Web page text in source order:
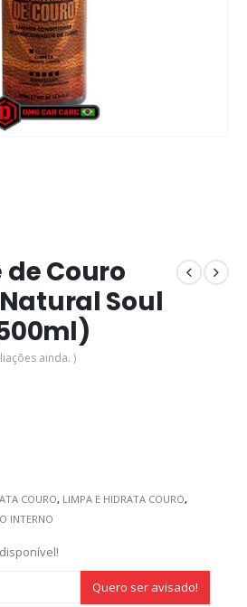
Couro
Soul
ainda. )
COURO, LIMPA E HIDRATA COURO,
INTERNO